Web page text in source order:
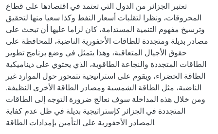
تعتبر الجزائر من الدول التي تعتمد في اقتصادها على قطاع
المحروقات، ونظرا لتقلبات أسعار النفط وكذا سعيا منها لتحقيق
وترسيخ مفهوم التنمية المستدامة، كان لزاما عليها أن تبحث على
مصادر بديلة ومتجددة للطاقات الأحفورية الناضبة، للمحافظة على
حقوق الأجيال المتعاقبة، وهذا يتمثل في وضع برنامج تطوير
الطاقات المتجددة والنجاعة الطاقوية، الذي يحتوي على ديناميكية
الطاقة الخضراء، ويقوم على استراتيجية تتمحور حول الموارد غير
الناضبة، مثل الطاقة الشمسية ومصادر الطاقة الأخرى النظيفة.
ومن خلال هذه المداخلة سوف نعالج ضرورة التوجه إلى الطاقات
المتجددة في الجزائر كإستراتيجية بديلة في ظل عدم كفاية
المصادر الأحفورية على التأمين بإمدادات الطاقة.